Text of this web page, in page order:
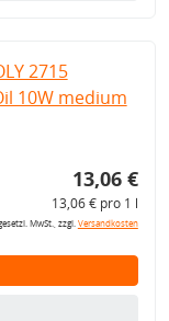
2715
10W medium
13,06 €
13,06 € pro 1 l
MwSt., zzgl.Versandkosten